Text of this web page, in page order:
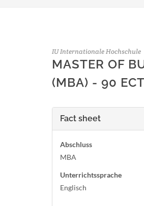
IU Internationale Hochschule
MASTER OF
(MBA) - 90
Fact sheet
Abschluss
MBA
Unterrichtssprache
Englisch